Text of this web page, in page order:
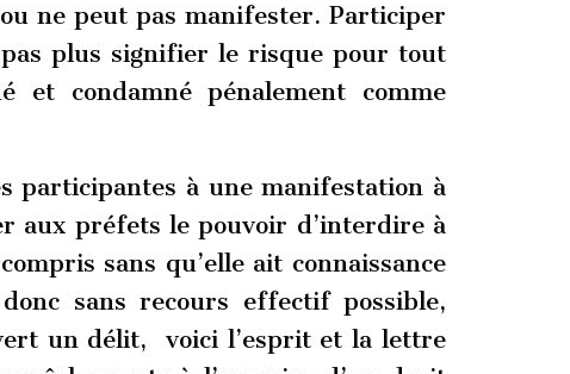
ne peut pas manifester. Participer
plus signifier le risque pour tout
et condamné pénalement comme
participantes à une manifestation à
aux préfets le pouvoir d’interdire à
sans qu’elle ait connaissance
sans recours effectif possible,
un délit, voici l’esprit et la lettre